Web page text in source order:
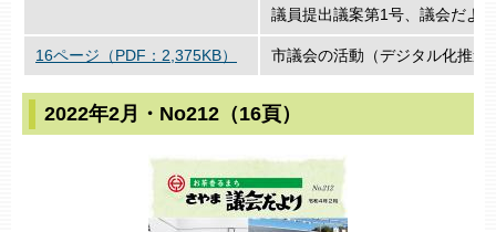
議員提出議案第1号、議会だよ
16ページ（PDF：2,375KB） 市議会の活動（デジタル化推
2022年2月・No212（16頁）